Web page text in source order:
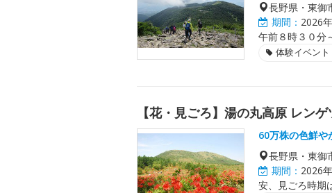
長野県・東御
期間： 2026
午前８時３０分
体験イベン
【花・見ごろ】湯の丸高原 レン
60万株の色鮮や
長野県・東御
期間： 2026
安、見ごろ時期